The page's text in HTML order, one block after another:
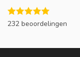
232 beoordelingen